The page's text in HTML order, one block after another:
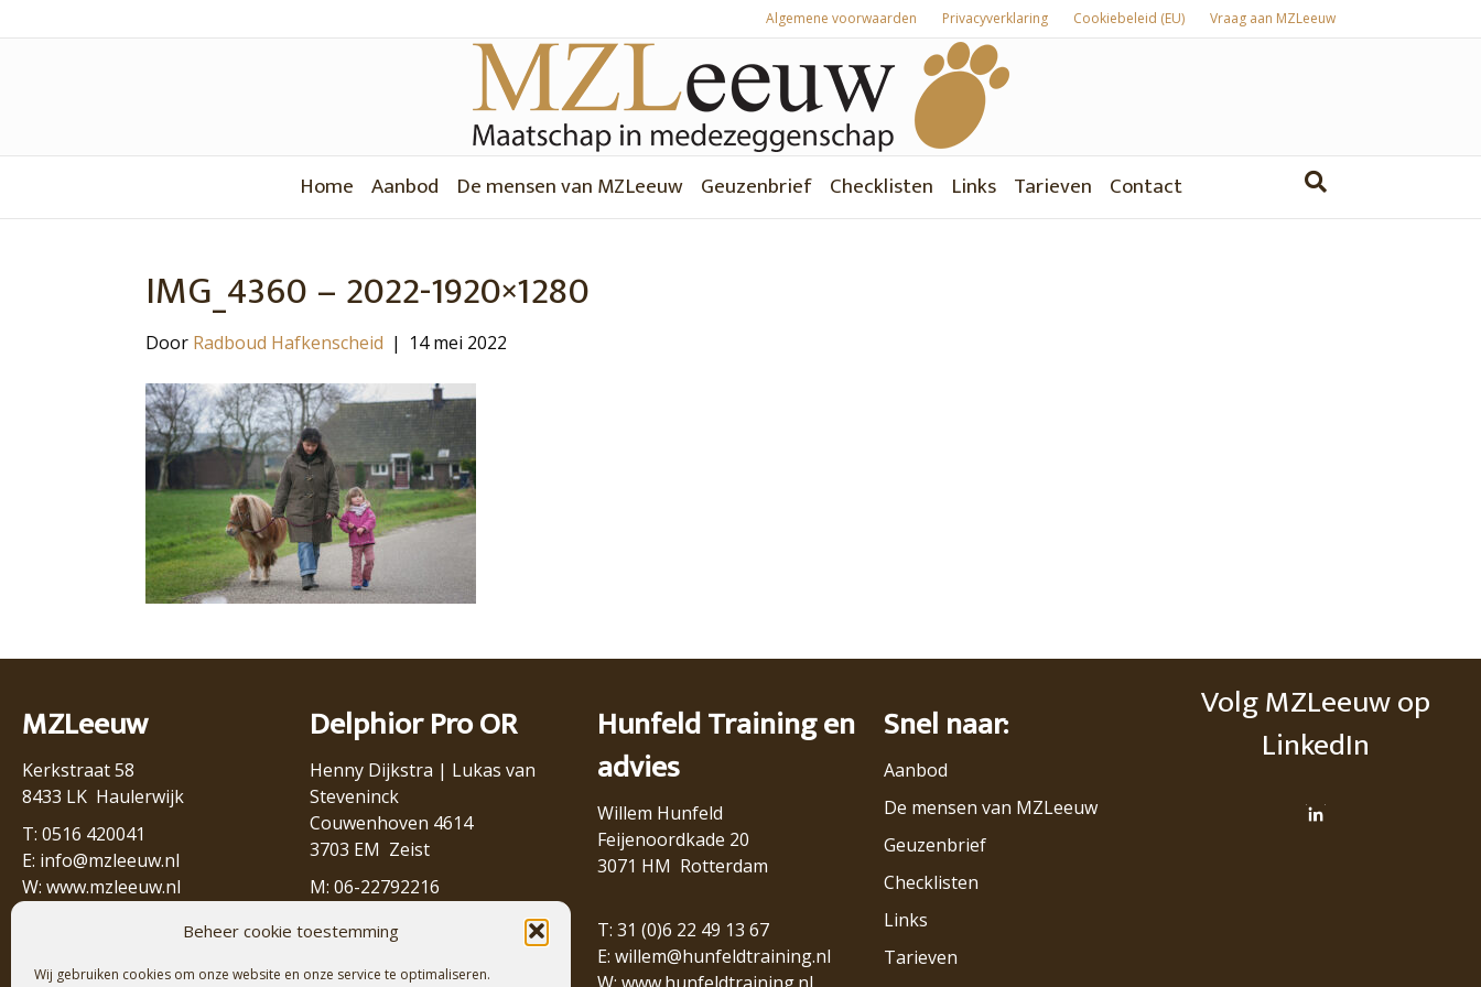
Beheer cookie toestemming
Wij gebruiken cookies om onze website en onze service te optimaliseren.
Algemene voorwaarden Privacyverklaring Cookiebeleid (EU) Vraag aan MZLeeuw
Home Aanbod De mensen van MZLeeuw Geuzenbrief Checklisten Links Tarieven Contact
IMG_4360 – 2022-1920×1280
Door Radboud Hafkenscheid | 14 mei 2022
MZLeeuw
Kerkstraat 58
8433 LK Haulerwijk
T: 0516 420041
E: info@mzleeuw.nl
W: www.mzleeuw.nl
BTW-nr: NL809771111B01
Delphior Pro OR
Henny Dijkstra | Lukas van
Steveninck
Couwenhoven 4614
3703 EM Zeist
M: 06-22792216
E:lukas@delphior.nl
W: www.delphior.nl
Hunfeld Training en
advies
Willem Hunfeld
Feijenoordkade 20
3071 HM Rotterdam
T: 31 (0)6 22 49 13 67
E: willem@hunfeldtraining.nl
Snel naar:
Aanbod
De mensen van MZLeeuw
Geuzenbrief
Checklisten
Links
Tarieven
Volg MZLeeuw op
LinkedIn